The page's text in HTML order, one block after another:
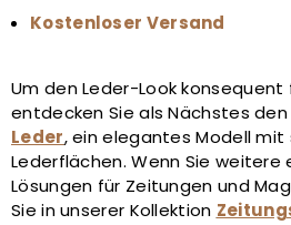
Kostenloser Versand
Um den Leder-Look
entdecken Sie als Nächstes den
Leder, ein elegantes Modell
Lederflächen. Wenn Sie weitere
Lösungen für Zeitungen und
Sie in unserer Kollektion